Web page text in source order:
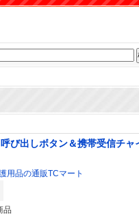
び出しボタン＆携帯受信チャ
用品の通販TCマート
品